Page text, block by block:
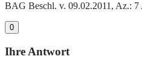
BAG Beschl. v. 09.02.2011, Az.:
0
Ihre Antwort